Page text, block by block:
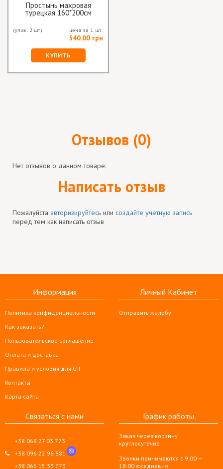
Простынь махровая
турецкая 160*200см
(упак. 2 шт) цена за 1 шт.
540.00 грн
КУПИТЬ
Отзывов (0)
Нет отзывов о данном товаре.
Написать отзыв
Пожалуйста авторизируйтесь или создайте учетную запись
перед тем как написать отзыв
Информация
Политика конфиденциальности
Как заказать?
Пользовательское соглашение
Оплата и доставка
Правила и условия для СП
Контакты
Карта сайта
Личный Кабинет
Отправить жалобу
Связаться с нами
+38 068 27 03 773
+38 096 22 96 881
+38 066 15 33 773
График работы
Заказ через корзину
круглосуточно
Звонки принимаются с 9:00 —
18:00 ежедневно